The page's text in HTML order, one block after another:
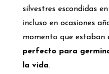
silvestres escondidas
incluso en ocasiones
momento que estaban
perfecto para
la vida.